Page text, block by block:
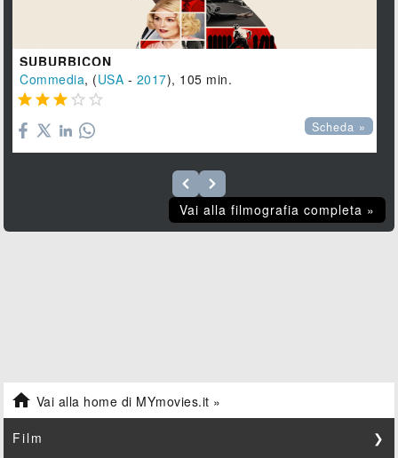
SUBURBICON
Commedia, (USA - 2017), 105 min.
    
Scheda »
Vai alla filmografia completa »
 Vai alla home di MYmovies.it »
Film ❯